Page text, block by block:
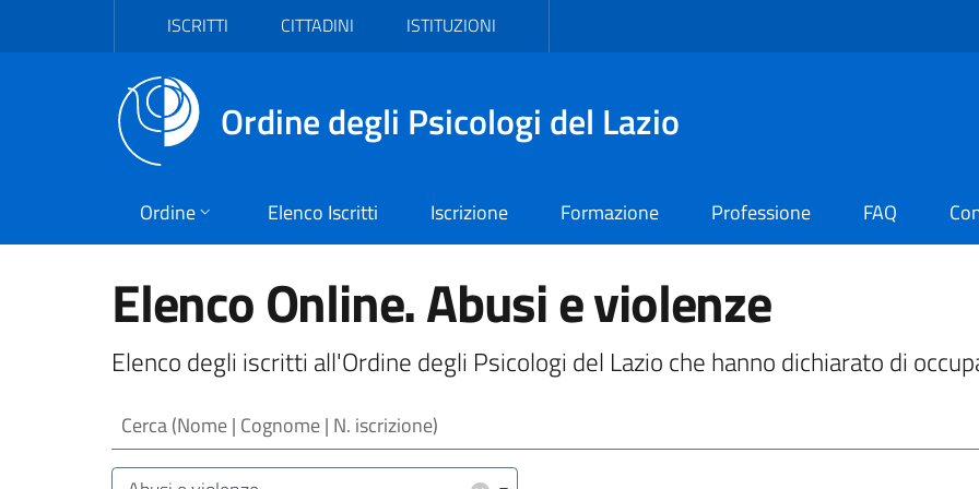
Vai al contenuto principale
ISCRITTI CITTADINI ISTITUZIONI
Ordine degli Psicologi del Lazio
Ordine Elenco Iscritti Iscrizione Formazione Professione FAQ
Elenco Online. Abusi e violenze
Elenco degli iscritti all'Ordine degli Psicologi del Lazio che hanno dichiarato di
Cerca (Nome | Cognome | N. iscrizione)
Area/Target (Area Intervento | Target Utenza)